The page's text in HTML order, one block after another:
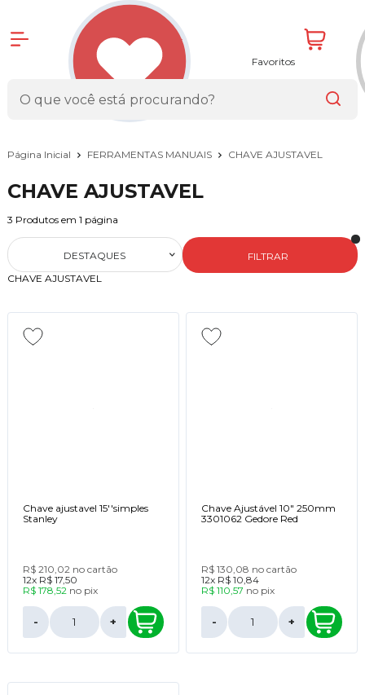
Favoritos
Página Inicial FERRAMENTAS MANUAIS CHAVE AJUSTAVEL
CHAVE AJUSTAVEL
3 Produtos em 1 página
FILTRAR
DESTAQUES
CHAVE AJUSTAVEL
Chave ajustavel 15''simples
Stanley
R$ 210,02 no cartão
12x R$ 17,50
R$ 178,52 no pix
- +
Chave Ajustável 10" 250mm
3301062 Gedore Red
R$ 130,08 no cartão
12x R$ 10,84
R$ 110,57 no pix
- +